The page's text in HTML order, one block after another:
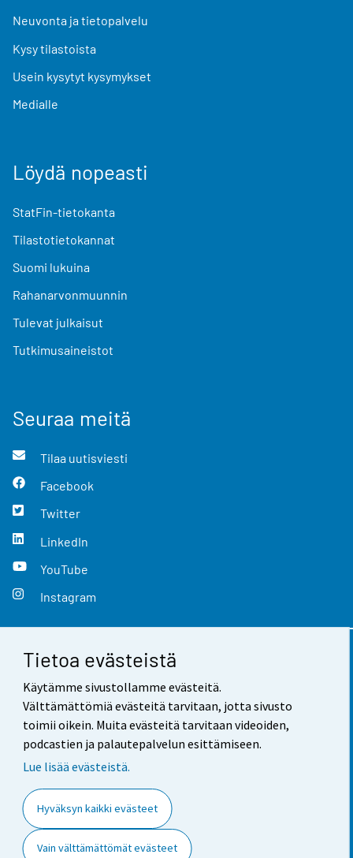
Tietoa evästeistä
Käytämme sivustollamme evästeitä.
Välttämättömiä evästeitä tarvitaan, jotta sivusto
toimii oikein. Muita evästeitä tarvitaan videoiden,
podcastien ja palautepalvelun esittämiseen.
Lue lisää evästeistä.
Hyväksyn kaikki evästeet
Vain välttämättömät evästeet
Neuvonta ja tietopalvelu
Kysy tilastoista
Usein kysytyt kysymykset
Medialle
Löydä nopeasti
StatFin-tietokanta
Tilastotietokannat
Suomi lukuina
Rahanarvonmuunnin
Tulevat julkaisut
Tutkimusaineistot
Seuraa meitä
Tilaa uutisviesti
Facebook
Twitter
LinkedIn
YouTube
Instagram
Yhteystiedot
Palaute
Käyttöehdot
Saavutettavuus
Tietoa sivustosta
Evästeasetukset